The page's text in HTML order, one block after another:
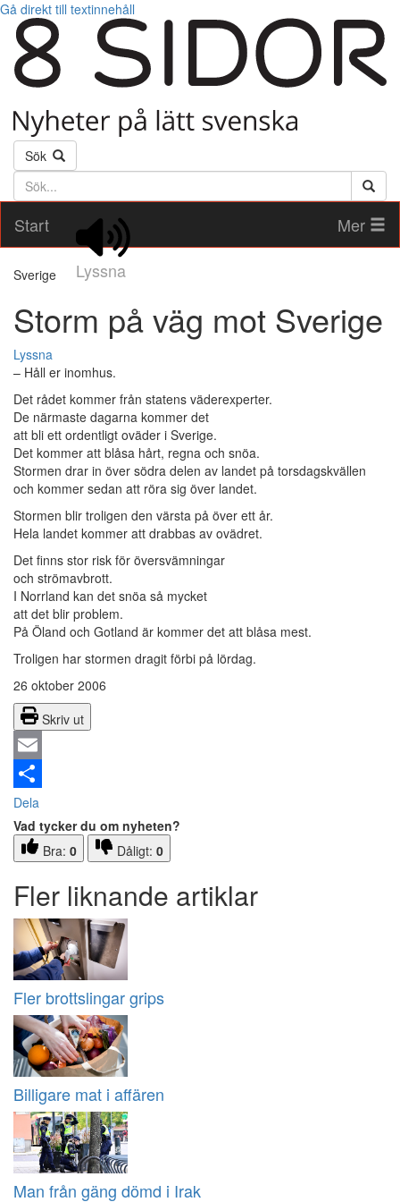
Gå direkt till textinnehåll
Sök
Söktext
Start
Lyssna
Mer
Sverige
Storm på väg mot Sverige
Lyssna
– Håll er inomhus.
Det rådet kommer från statens väderexperter.
De närmaste dagarna kommer det
att bli ett ordentligt oväder i Sverige.
Det kommer att blåsa hårt, regna och snöa.
Stormen drar in över södra delen av landet på torsdagskvällen
och kommer sedan att röra sig över landet.
Stormen blir troligen den värsta på över ett år.
Hela landet kommer att drabbas av ovädret.
Det finns stor risk för översvämningar
och strömavbrott.
I Norrland kan det snöa så mycket
att det blir problem.
På Öland och Gotland är kommer det att blåsa mest.
Troligen har stormen dragit förbi på lördag.
26 oktober 2006
Skriv ut
Email
Dela
Vad tycker du om nyheten?
Bra: 0 Dåligt: 0
Fler liknande artiklar
Fler brottslingar grips
Billigare mat i affären
Man från gäng dömd i Irak